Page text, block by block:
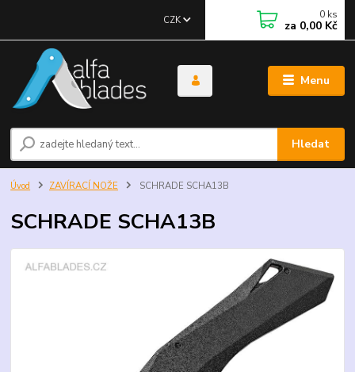
Menu
CZK
Hledat
0 ks
za 0,00 Kč
Úvod ZAVÍRACÍ NOŽE SCHRADE SCHA13B
SCHRADE SCHA13B